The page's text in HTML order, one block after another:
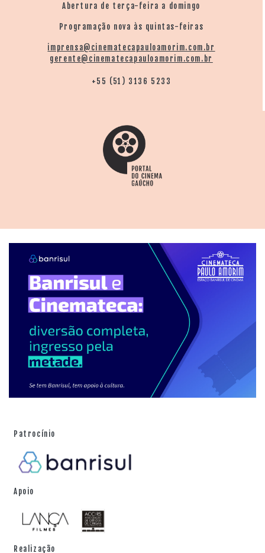
Abertura de terça-feira a domingo
Programação nova às quintas-feiras
imprensa@cinematecapauloamorim.com.br
gerente@cinematecapauloamorim.com.br
+55 (51) 3136 5233
Patrocínio
Apoio
Realização